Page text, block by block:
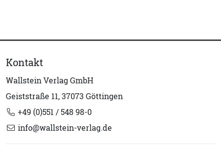
Kontakt
Wallstein Verlag GmbH
Geiststraße 11, 37073 Göttingen
+49 (0)551 / 548 98-0
info@wallstein-verlag.de